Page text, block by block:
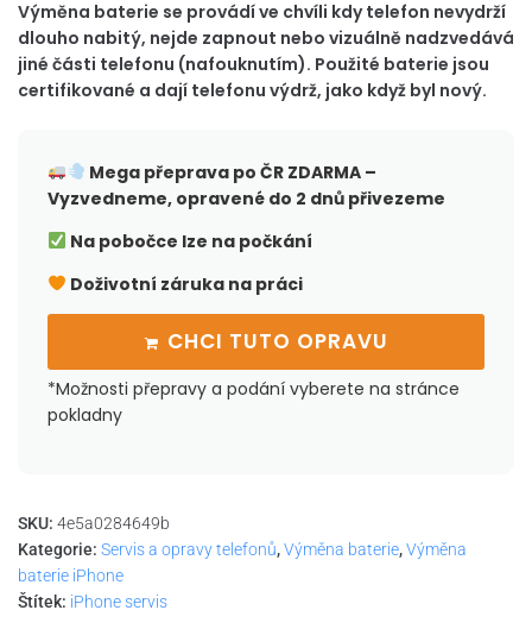
Výměna baterie se provádí ve chvíli kdy telefon nevydrží
dlouho nabitý, nejde zapnout nebo vizuálně nadzvedává
jiné části telefonu (nafouknutím). Použité baterie jsou
certifikované a dají telefonu výdrž, jako když byl nový.
Mega přeprava po ČRZDARMA –
Vyzvedneme, opravené do 2 dnů přivezeme
Na pobočce lze na počkání
Doživotní záruka na práci
CHCI TUTO OPRAVU
*Možnosti přepravy a podání vyberete na stránce
pokladny
SKU: 4e5a0284649b
Kategorie: Servis a opravy telefonů,Výměna baterie,Výměna
baterie iPhone
Štítek: iPhone servis